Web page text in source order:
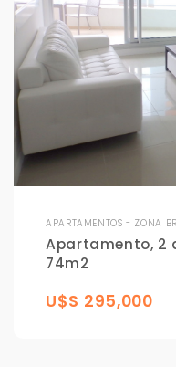
APARTAMENTOS - ZONA
Apartamento, 2
74m2
U$S 295,000